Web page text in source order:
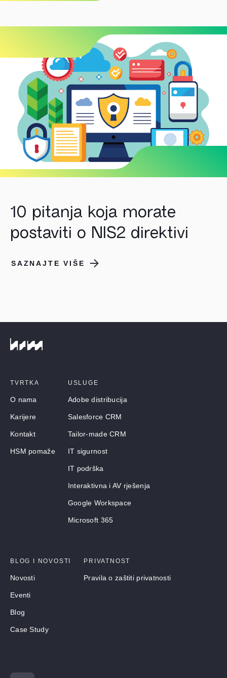
10 pitanja koja morate
postaviti o NIS2 direktivi
SAZNAJTE VIŠE
TVRTKA
O nama
Karijere
Kontakt
HSM pomaže
USLUGE
Adobe distribucija
Salesforce CRM
Tailor-made CRM
IT sigurnost
IT podrška
Interaktivna i AV rješenja
Google Workspace
Microsoft 365
BLOG I NOVOSTI
Novosti
Eventi
Blog
Case Study
PRIVATNOST
Pravila o zaštiti privatnosti